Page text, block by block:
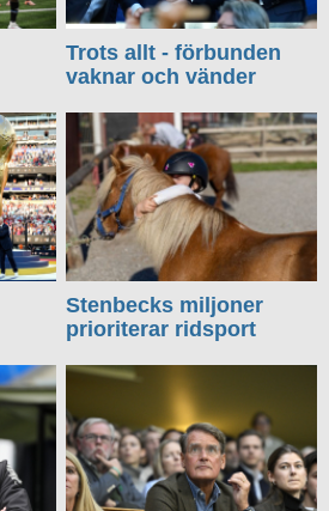
Trots allt - förbunden
vaknar och vänder
Stenbecks miljoner
prioriterar ridsport